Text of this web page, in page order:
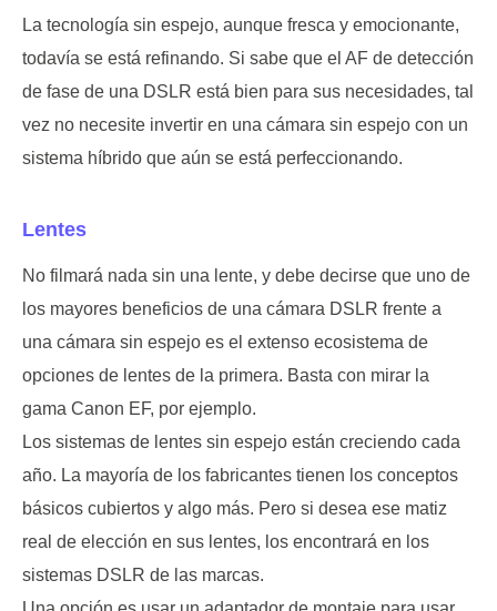
La tecnología sin espejo, aunque fresca y emocionante,
todavía se está refinando. Si sabe que el AF de detección
de fase de una DSLR está bien para sus necesidades, tal
vez no necesite invertir en una cámara sin espejo con un
sistema híbrido que aún se está perfeccionando.
Lentes
No filmará nada sin una lente, y debe decirse que uno de
los mayores beneficios de una cámara DSLR frente a
una cámara sin espejo es el extenso ecosistema de
opciones de lentes de la primera. Basta con mirar la
gama Canon EF, por ejemplo.
Los sistemas de lentes sin espejo están creciendo cada
año. La mayoría de los fabricantes tienen los conceptos
básicos cubiertos y algo más. Pero si desea ese matiz
real de elección en sus lentes, los encontrará en los
sistemas DSLR de las marcas.